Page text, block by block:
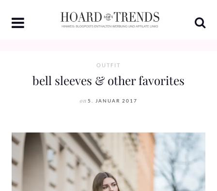
content
OUTFIT
bell sleeves & other favorites
on 5. JANUAR 2017